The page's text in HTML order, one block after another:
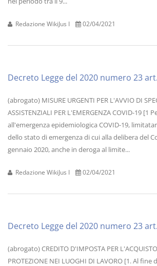
Redazione WikiJus I 02/04/2021
Decreto Legge del 2020 numero 23
(abrogato) MISURE URGENTI PER L'AVVIO DI
ASSISTENZIALI PER L'EMERGENZA COVID-19 [1
all'emergenza epidemiologica COVID-19,
dello stato di emergenza di cui alla delibera del
gennaio 2020, anche in deroga al limite...
Redazione WikiJus I 02/04/2021
Decreto Legge del 2020 numero 23
(abrogato) CREDITO D'IMPOSTA PER
PROTEZIONE NEI LUOGHI DI LAVORO [1. Al